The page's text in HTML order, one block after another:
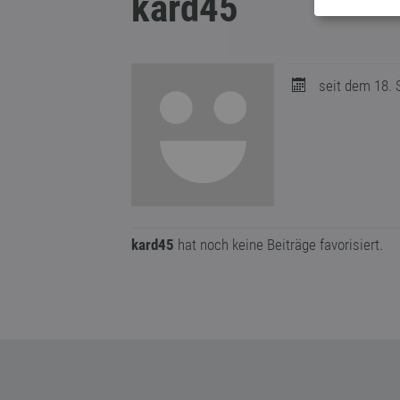
seit dem 18.
kard45 hat noch keine Beiträge favorisiert.